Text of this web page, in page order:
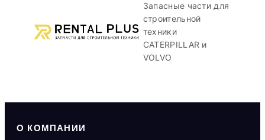
Запасные части для
строительной
техники
CATERPILLAR и
VOLVO
О КОМПАНИИ